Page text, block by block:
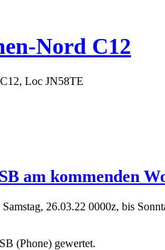
Nord C12
Loc JN58TE
am kommenden
26.03.22 0000z, bis
(Phone) gewertet.